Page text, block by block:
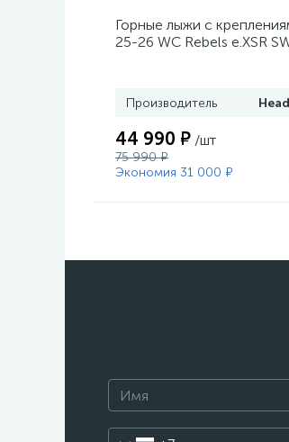
Горные лыжи с
25-26 WC Rebels e.XSR
Производитель Head
44 990 ₽ /шт
75 990 ₽
Экономия 31 000 ₽